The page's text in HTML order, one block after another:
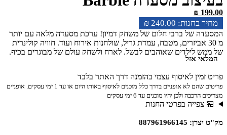
₪ 240.00
₪ 199.00
המסעדה של ברבי חלום של משחק דמיון! ערכת מסעדה מלאה עם יותר
מ 30 אביזרים, מטבח, עמדת גריל, שולחנות אירוח ועוד. חוויה קולינרית
של ממש לילדים שאוהבים לבשל, לארח ולשחק עולם של מבוגרים בכיף.
המלאי אזל
פריט זמין לאיסוף עצמי בהזמנה דרך האתר בלבד
פריטים שהם לא אופניים בדרך כלל מוכנים לאיסוף באותו היום או עד 1 ימי עסקים. אופניים
מצריכים הרכבה ולכן יהיו מוכנים עד 6 ימי עסקים
🏪 צפייה בפרטי החנות
מק"ט יצרן: 887961966145